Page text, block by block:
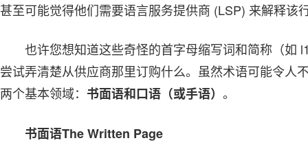
甚至可能觉得他们需要语言服务提供商 (LSP) 来解释该
也许您想知道这些奇怪的首字母缩写词和简称（如
尝试弄清楚从供应商那里订购什么。虽然术语可能令人
两个基本领域： 书面语和口语（或手语） 。
书面语The Written Page